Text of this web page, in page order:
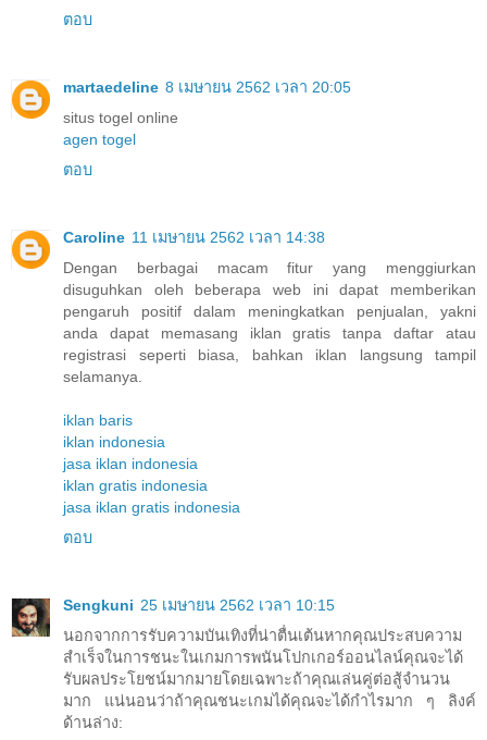
ตอบ
martaedeline 8 เมษายน 2562 เวลา 20:05
situs togel online
agen togel
ตอบ
Caroline 11 เมษายน 2562 เวลา 14:38
Dengan berbagai macam fitur yang menggiurkan
disuguhkan oleh beberapa web ini dapat memberikan
pengaruh positif dalam meningkatkan penjualan, yakni
anda dapat memasang iklan gratis tanpa daftar atau
registrasi seperti biasa, bahkan iklan langsung tampil
selamanya.
iklan baris
iklan indonesia
jasa iklan indonesia
iklan gratis indonesia
jasa iklan gratis indonesia
ตอบ
Sengkuni 25 เมษายน 2562 เวลา 10:15
นอกจากการรับความบันเทิงที่น่าตื่นเต้นหากคุณประสบความ
สำเร็จในการชนะในเกมการพนันโปกเกอร์ออนไลน์คุณจะได้
รับผลประโยชน์มากมายโดยเฉพาะถ้าคุณเล่นคู่ต่อสู้จำนวน
มาก แน่นอนว่าถ้าคุณชนะเกมได้คุณจะได้กำไรมาก ๆ ลิงค์
ด้านล่าง: